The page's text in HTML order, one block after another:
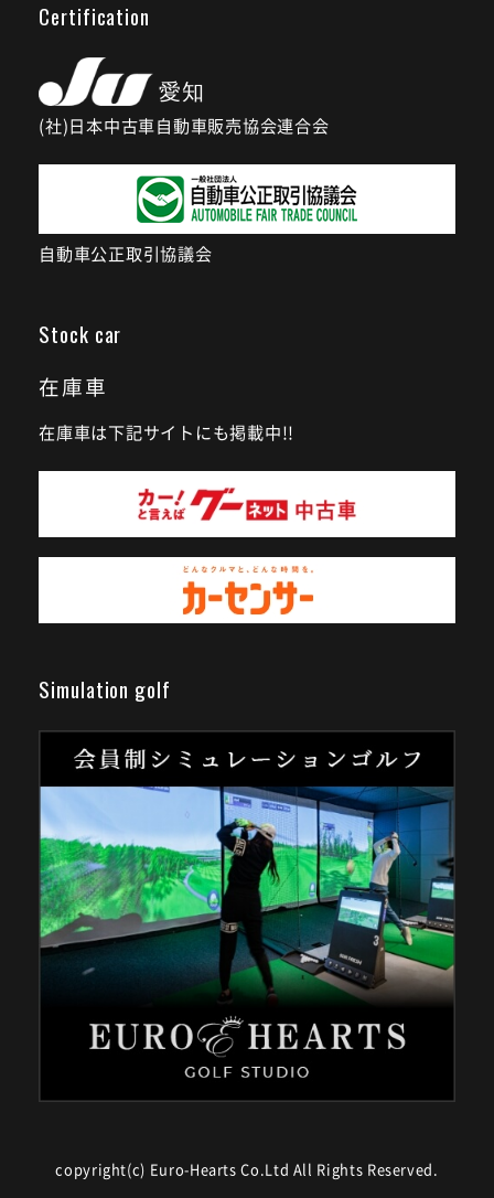
Certification
(社)日本中古車自動車販売協会連合会
自動車公正取引協議会
Stock car
在庫車
在庫車は下記サイトにも掲載中!!
Simulation golf
copyright(c) Euro-Hearts Co.Ltd All Rights Reserved.